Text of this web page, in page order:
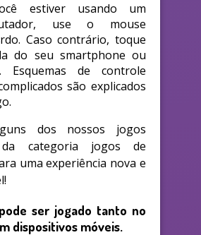
estiver usando um
use o mouse
Caso contrário, toque
do seu smartphone ou
Esquemas de controle
são explicados
dos nossos jogos
categoria jogos de
uma experiência nova e
ser jogado tanto no
dispositivos móveis.